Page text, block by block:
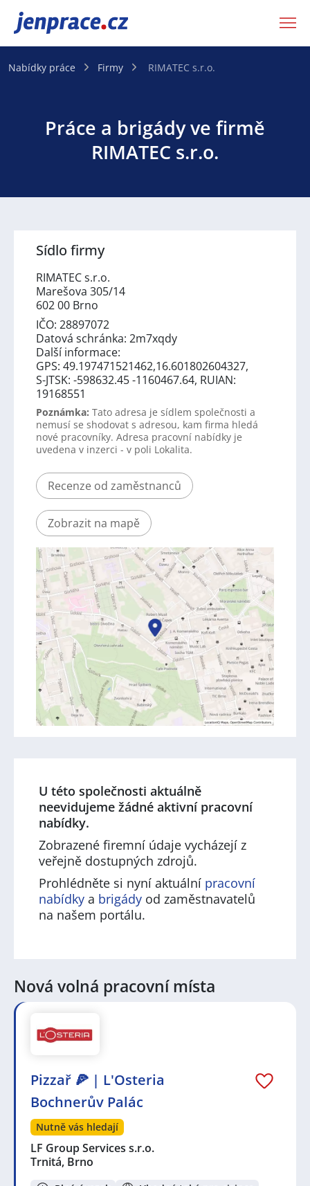
JenPráce.cz
Nabídky práce Firmy RIMATEC s.r.o.
Práce a brigády ve firmě
RIMATEC s.r.o.
Sídlo firmy
RIMATEC s.r.o.
Marešova 305/14
602 00 Brno
IČO: 28897072
Datová schránka: 2m7xqdy
Další informace:
GPS: 49.197471521462,16.601802604327,
S-JTSK: -598632.45 -1160467.64, RUIAN:
19168551
Poznámka: Tato adresa je sídlem společnosti a
nemusí se shodovat s adresou, kam firma hledá
nové pracovníky. Adresa pracovní nabídky je
uvedena v inzerci - v poli Lokalita.
Recenze od zaměstnanců
Zobrazit na mapě
U této společnosti aktuálně
neevidujeme žádné aktivní pracovní
nabídky.
Zobrazené firemní údaje vycházejí z
veřejně dostupných zdrojů.
Prohlédněte si nyní aktuální pracovní
nabídky a brigády od zaměstnavatelů
na našem portálu.
Nová volná pracovní místa
Pizzař 🍕 | L'Osteria
Bochnerův Palác
Nutně vás hledají
LF Group Services s.r.o.
Trnitá, Brno